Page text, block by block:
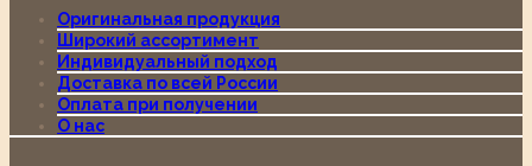
Оригинальная продукция
Широкий ассортимент
Индивидуальный подход
Доставка по всей России
Оплата при получении
О нас